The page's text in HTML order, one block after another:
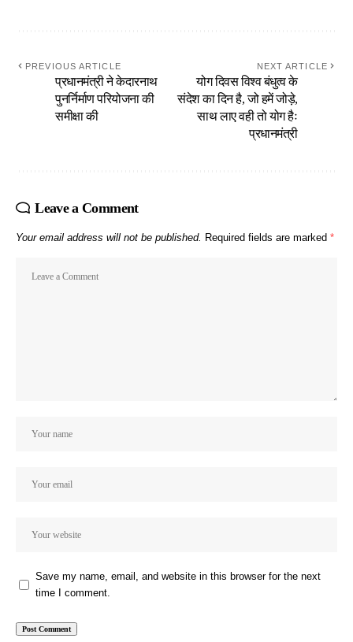
PREVIOUS ARTICLE
प्रधानमंत्री ने केदारनाथ
पुनर्निर्माण परियोजना की
समीक्षा की
NEXT ARTICLE
योग दिवस विश्व बंधुत्व के
संदेश का दिन है, जो हमें जोड़े,
साथ लाए वही तो योग हैः
प्रधानमंत्री
Leave a Comment
Your email address will not be published. Required fields are marked *
Save my name, email, and website in this browser for the next
time I comment.